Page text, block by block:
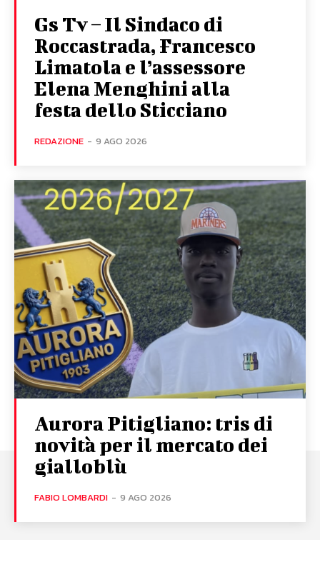
Gs Tv – Il Sindaco di
Roccastrada, Francesco
Limatola e l’assessore
Elena Menghini alla
festa dello Sticciano
REDAZIONE - 9 AGO 2026
Aurora Pitigliano: tris di
novità per il mercato dei
gialloblù
FABIO LOMBARDI - 9 AGO 2026